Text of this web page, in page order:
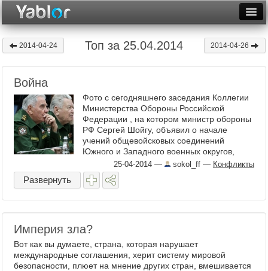
Рейтинги
Архив
Фототоп
Видеотоп
2014-04-24 Топ за 25.04.2014 2014-04-26
Война
Фото с сегодняшнего заседания Коллегии
Министерства Обороны Российской
Федерации , на котором министр обороны
РФ Сергей Шойгу, объявил о начале
учений общевойсковых соединений
Южного и Западного военных округов,
реально заставили меня - человека весьма
выдержанного - вздрогнуть ...
25-04-2014 — sokol_ff — Конфликты
Развернуть
Империя зла?
Вот как вы думаете, страна, которая нарушает
международные соглашения, херит систему мировой
безопасности, плюет на мнение других стран, вмешивается